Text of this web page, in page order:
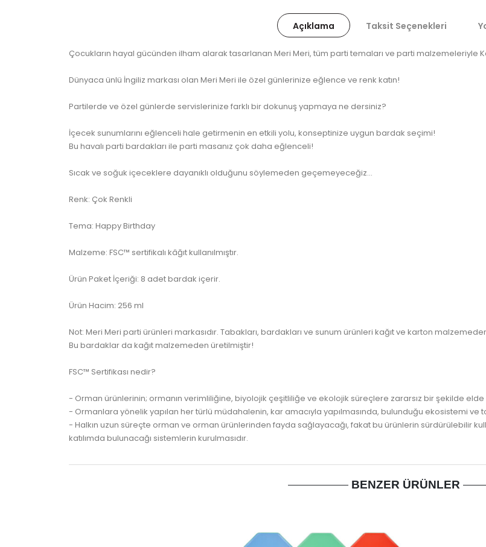
Açıklama Taksit Seçenekleri
Çocukların hayal gücünden ilham alarak tasarlanan Meri Meri, tüm parti temaları ve parti malzemeleriyle
Dünyaca ünlü İngiliz markası olan Meri Meri ile özel günlerinize eğlence ve renk katın!
Partilerde ve özel günlerde servislerinize farklı bir dokunuş yapmaya ne dersiniz?
İçecek sunumlarını eğlenceli hale getirmenin en etkili yolu, konseptinize uygun bardak seçimi!
Bu havalı parti bardakları ile parti masanız çok daha eğlenceli!
Sıcak ve soğuk içeceklere dayanıklı olduğunu söylemeden geçemeyeceğiz...
Renk: Çok Renkli
Tema: Happy Birthday
Malzeme: FSC™ sertifikalı kâğıt kullanılmıştır.
Ürün Paket İçeriği: 8 adet bardak içerir.
Ürün Hacim: 256 ml
Not: Meri Meri parti ürünleri markasıdır. Tabakları, bardakları ve sunum ürünleri kağıt ve karton
Bu bardaklar da kağıt malzemeden üretilmiştir!
FSC™ Sertifikası nedir?
- Orman ürünlerinin; ormanın verimliliğine, biyolojik çeşitliliğe ve ekolojik süreçlere zararsız bir şekilde
- Ormanlara yönelik yapılan her türlü müdahalenin, kar amacıyla yapılmasında, bulunduğu ekosistemi
- Halkın uzun süreçte orman ve orman ürünlerinden fayda sağlayacağı, fakat bu ürünlerin sürdürülebilir
katılımda bulunacağı sistemlerin kurulmasıdır.
BENZER ÜRÜNLER